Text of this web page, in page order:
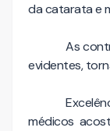
da catarata e
As
evidentes,
médicos